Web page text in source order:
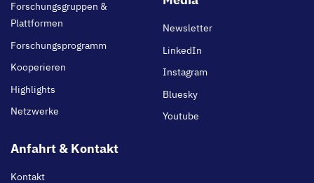
Forschungsgruppen &
Plattformen
Forschungsprogramm
Kooperieren
Highlights
Netzwerke
Newsletter
LinkedIn
Instagram
Bluesky
Youtube
Anfahrt & Kontakt
Kontakt